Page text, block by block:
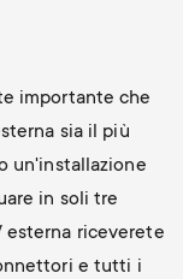
importante che
sia il più
un'installazione
in soli tre
esterna riceverete
e tutti i